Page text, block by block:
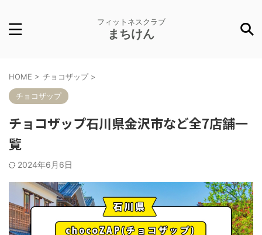
フィットネスクラブ
まちけん
HOME > チョコザップ >
チョコザップ
チョコザップ石川県金沢市など全7店舗一
覧
2024年6月6日